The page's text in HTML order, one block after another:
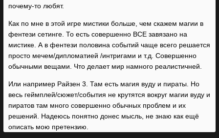
почему-то любят.
Как по мне в этой игре мистики больше, чем скажем магии в
фентези сетинге. То есть совершенно ВСЕ завязано на
мистике. А в фентези половина событий чаще всего решается
просто мечем/дипломатией /интригами и т.д. Совершенно
обычными вещами. Что делает мир намного реалистичней.
Или например Райзен 3. Там есть магия вуду и пираты. Но
весь геймплей/сюжет/события не крутятся вокруг магии вуду и
пиратов там много совершенно обычных проблем и их
решений. Надеюсь понятно донес мысль, не знаю как ещё
описать мою претензию.